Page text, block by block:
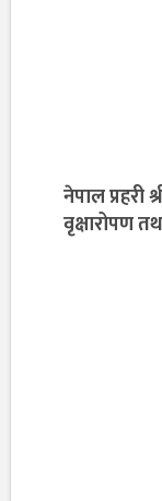
नेपाल प्रहरी
वृक्षारोपण